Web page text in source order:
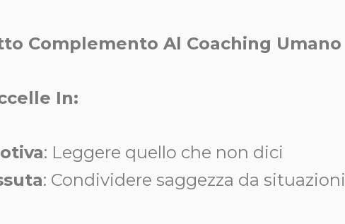
Complemento Al Coaching Umano
In:
: Leggere quello che non dici
: Condividere saggezza da situazioni